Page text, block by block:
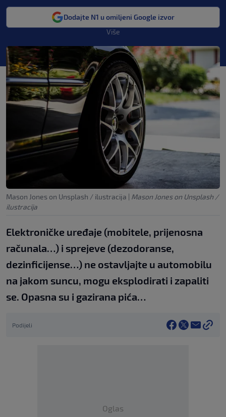
Dodajte N1 u omiljeni Google izvor
Više
Mason Jones on Unsplash / ilustracija | Mason Jones on Unsplash /
ilustracija
Elektroničke uređaje (mobitele, prijenosna
računala…) i sprejeve (dezodoranse,
dezinficijense…) ne ostavljajte u automobilu
na jakom suncu, mogu eksplodirati i zapaliti
se. Opasna su i gazirana pića…
Podijeli
Oglas